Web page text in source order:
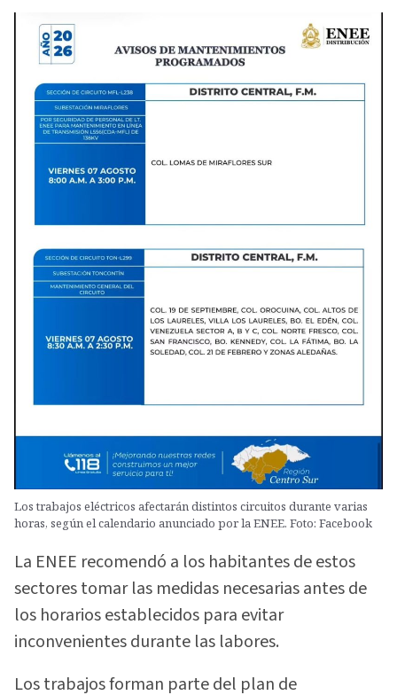
Los trabajos eléctricos afectarán distintos circuitos durante varias
horas, según el calendario anunciado por la ENEE. Foto: Facebook
La ENEE recomendó a los habitantes de estos
sectores tomar las medidas necesarias antes de
los horarios establecidos para evitar
inconvenientes durante las labores.
Los trabajos forman parte del plan de